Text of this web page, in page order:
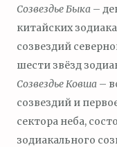
Созвездье Быка –
китайских
созвездий
шести звёзд
Созвездье Ковша –
созвездий и
сектора неба,
зодиакального